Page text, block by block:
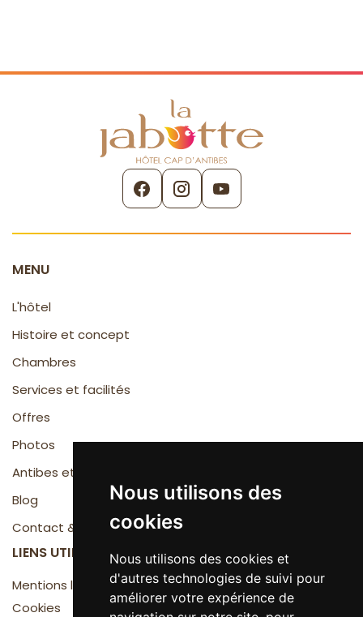
Nous utilisons des
cookies
Nous utilisons des cookies et
d'autres technologies de suivi pour
améliorer votre expérience de
MENU
L'hôtel
Histoire et concept
Chambres
Services et facilités
Offres
Photos
Antibes et la Côte d'Azur
Blog
Contact & Accès
LIENS UTILES
Mentions légales
Cookies